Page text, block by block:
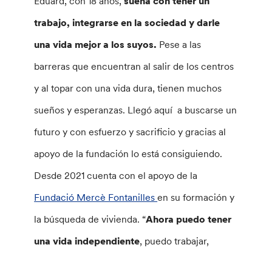
trabajo, integrarse en la sociedad y darle
una vida mejor a los suyos. Pese a las
barreras que encuentran al salir de los centros
y al topar con una vida dura, tienen muchos
sueños y esperanzas. Llegó aquí a buscarse un
futuro y con esfuerzo y sacrificio y gracias al
apoyo de la fundación lo está consiguiendo.
Desde 2021 cuenta con el apoyo de la
Fundació Mercè Fontanillesen su formación y
la búsqueda de vivienda. “Ahora puedo tener
una vida independiente, puedo trabajar,